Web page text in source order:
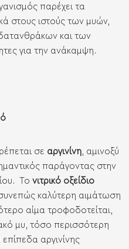
παρέχει τα
στους ιστούς των μυών,
και των
για την ανάκαμψη.
σε αργινίνη , αμινοξύ
παράγοντας στην
Το νιτρικό οξείδιο
καλύτερη αιμάτωση
αίμα τροφοδοτείται,
μυ, τόσο περισσότερη
επίπεδα αργινίνης